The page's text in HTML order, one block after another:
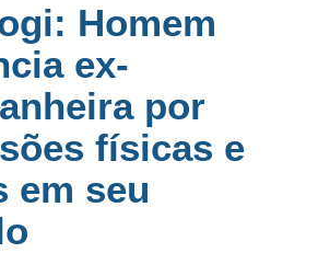
Homem
ex-
por
físicas e
em seu